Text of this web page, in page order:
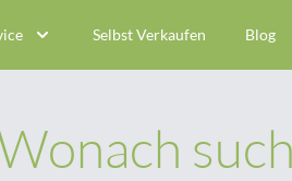
Selbst Verkaufen Blog